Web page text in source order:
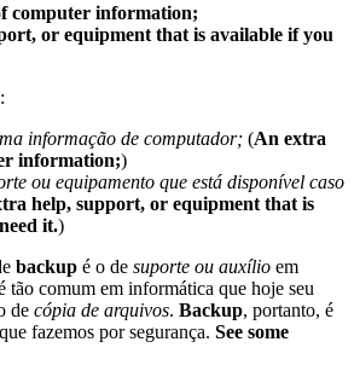
computer information;
or equipment that is available if you
informação de computador; (An extra
information;)
ou equipamento que está disponível caso
help, support, or equipment that is
it.)
backup é o de suporte ou auxílio em
tão comum em informática que hoje seu
de cópia de arquivos. Backup, portanto, é
fazemos por segurança. See some